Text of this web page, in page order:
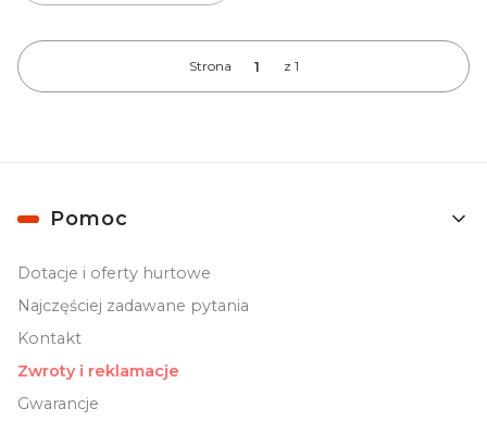
Strona z 1
Linki w stopce
Pomoc
Dotacje i oferty hurtowe
Najczęściej zadawane pytania
Kontakt
Zwroty i reklamacje
Gwarancje